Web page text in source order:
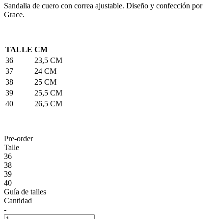
Sandalia de cuero con correa ajustable. Diseño y confección por
Grace.
TALLE CM
36
23,5 CM
37
24 CM
38
25 CM
39
25,5 CM
40
26,5 CM
Pre-order
Talle
36
38
39
40
Guía de talles
Cantidad
-